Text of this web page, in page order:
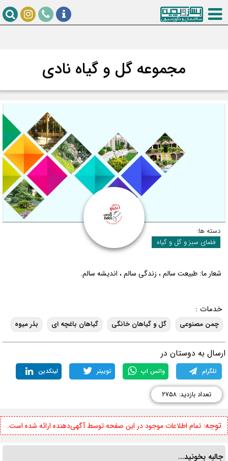
مجموعه گل و گیاه نادی
دسته ها:
فضای سبز و گل و گیاه
شعار ما: طبیعت سالم ، زندگی سالم ، اندیشه سالم.
خدمات :
چمن مصنوعی گل و گیاهان خانگی گیاهان باغچه ای بذر میوه
به دوستان در
تلگرام واتس اپ توییتر لینکدین
تعداد بازدید: ۲۷۵۸
توجه:تمام اطلاعات موجود در این صفحه توسط آگهی‌دهنده ارائه شده است.
جالبه بخونید...